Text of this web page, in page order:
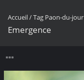
Accueil/Tag Paon-du-jour
Emergence